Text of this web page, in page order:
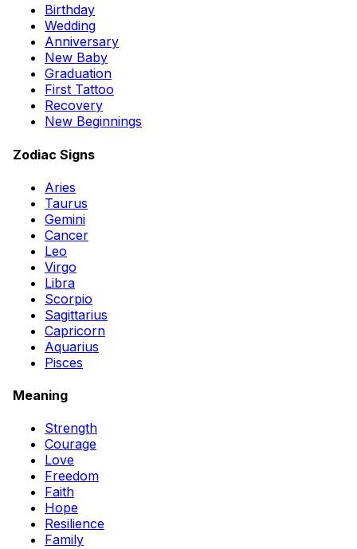
Birthday
Wedding
Anniversary
New Baby
Graduation
First Tattoo
Recovery
New Beginnings
Zodiac Signs
Aries
Taurus
Gemini
Cancer
Leo
Virgo
Libra
Scorpio
Sagittarius
Capricorn
Aquarius
Pisces
Meaning
Strength
Courage
Love
Freedom
Faith
Hope
Resilience
Family